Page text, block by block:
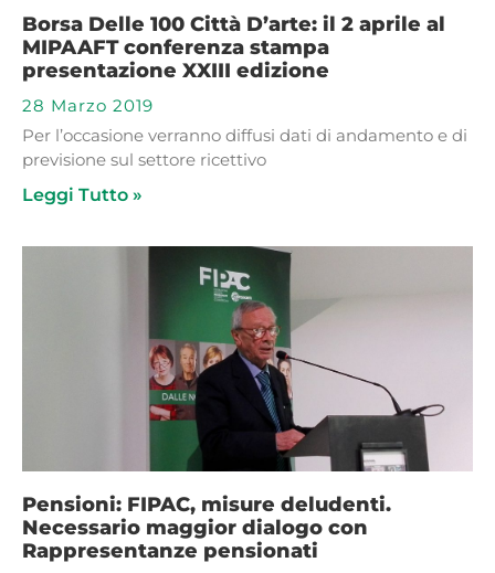
Borsa Delle 100 Città D’arte: il 2 aprile al
MIPAAFT conferenza stampa
presentazione XXIII edizione
28 Marzo 2019
Per l’occasione verranno diffusi dati di andamento e di
previsione sul settore ricettivo
Leggi Tutto »
Pensioni: FIPAC, misure deludenti.
Necessario maggior dialogo con
Rappresentanze pensionati